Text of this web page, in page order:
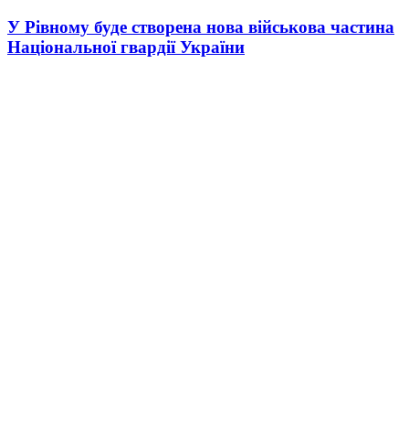
У Рівному буде створена нова військова частина
Національної гвардії України